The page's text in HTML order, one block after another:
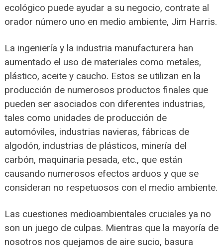
ecológico puede ayudar a su negocio, contrate al
orador número uno en medio ambiente, Jim Harris.
La ingeniería y la industria manufacturera han
aumentado el uso de materiales como metales,
plástico, aceite y caucho. Estos se utilizan en la
producción de numerosos productos finales que
pueden ser asociados con diferentes industrias,
tales como unidades de producción de
automóviles, industrias navieras, fábricas de
algodón, industrias de plásticos, minería del
carbón, maquinaria pesada, etc., que están
causando numerosos efectos arduos y que se
consideran no respetuosos con el medio ambiente.
Las cuestiones medioambientales cruciales ya no
son un juego de culpas. Mientras que la mayoría de
nosotros nos quejamos de aire sucio, basura